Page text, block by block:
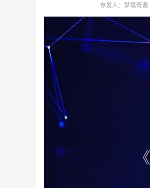
存发人：梦境奇遇